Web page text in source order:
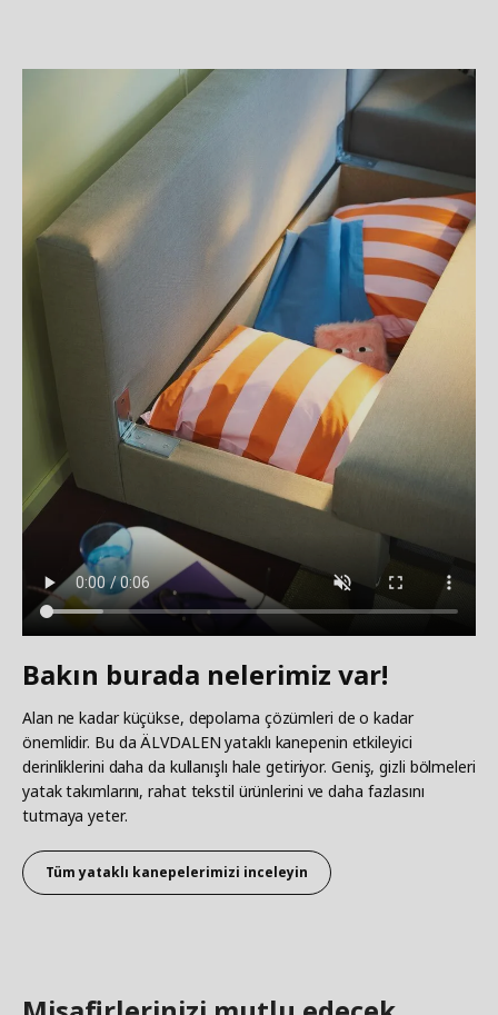
Bakın burada nelerimiz var!
Alan ne kadar küçükse, depolama çözümleri de o kadar
önemlidir. Bu da ÄLVDALEN yataklı kanepenin etkileyici
derinliklerini daha da kullanışlı hale getiriyor. Geniş, gizli bölmeleri
yatak takımlarını, rahat tekstil ürünlerini ve daha fazlasını
tutmaya yeter.
Tüm yataklı kanepelerimizi inceleyin